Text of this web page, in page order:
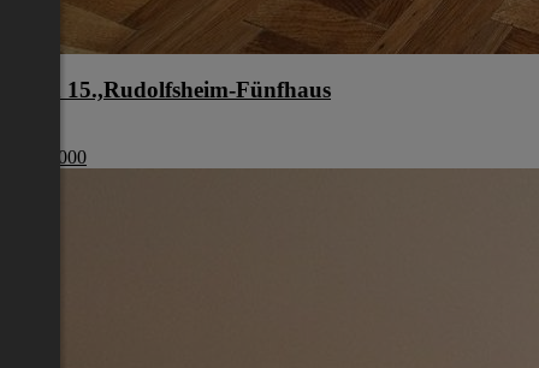
Wien 15.,Rudolfsheim-Fünfhaus
€ 210 000